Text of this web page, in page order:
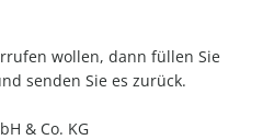
wollen, dann füllen Sie
senden Sie es zurück.
& Co. KG